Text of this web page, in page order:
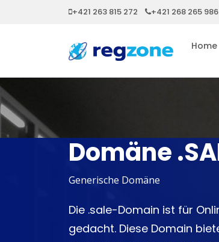
+421 263 815 272 +421 268 265 986
Home
Domäne
Generische Domäne
Die .sale-Domain ist für
gedacht. Diese Domain